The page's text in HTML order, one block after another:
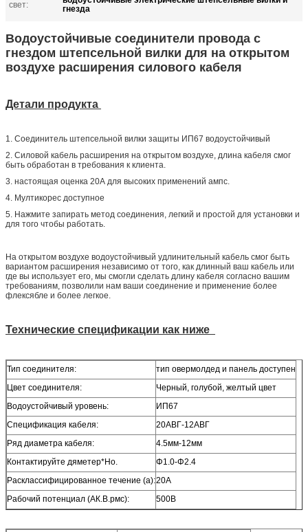
свет:
гнезда
Водоустойчивые соединители провода с
гнездом штепсельной вилки для на открытом
воздухе расширения силового кабеля
Детали продукта
1. Соединитель штепсельной вилки защиты ИП67 водоустойчивый
2. Силовой кабель расширения на открытом воздухе, длина кабеля смог
быть обработан в требования к клиента.
3. настоящая оценка 20А для высоких применений ампс.
4. Мултикорес доступное
5. Нажмите запирать метод соединения, легкий и простой для установки и
для того чтобы работать.
На открытом воздухе водоустойчивый удлинительный кабель смог быть
вариантом расширения независимо от того, как длинный ваш кабель или
где вы использует его, мы смогли сделать длину кабеля согласно вашим
требованиям, позволили нам ваши соединение и применение более
флексябле и более легкое.
Технические спецификации как ниже
Тип соединителя:
тип овермолдед и панель доступен
Цвет соединителя:
Черный, голубой, желтый цвет
Водоустойчивый уровень:
ИП67
Спецификация кабеля:
20АВГ-12АВГ
Ряд диаметра кабеля:
4.5мм-12мм
Контактируйте дяметер*Но.
Φ1.0-Φ2.4
Расклассифицированное течение (а):20А
Рабочий потенциал (АК.В.рмс):
500В